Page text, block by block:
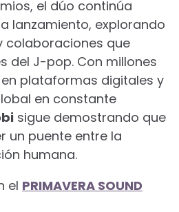
el dúo continúa
lanzamiento, explorando
colaboraciones que
del J-pop. Con millones
plataformas digitales y
en constante
sigue demostrando que
un puente entre la
humana.
el PRIMAVERA SOUND